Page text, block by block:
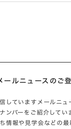
ールニュースのご
していますメールニュ
ンバーをご紹介してい
情報や見学会などの